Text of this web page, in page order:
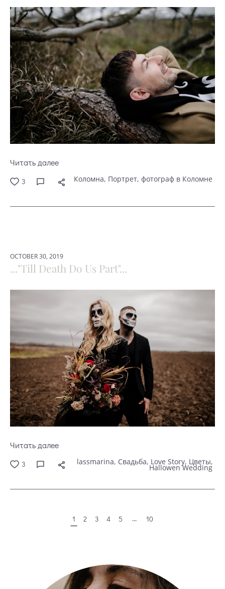
3 Коломна Портрет фотограф в Коломне
Читать далее
3 lassmarina Свадьба Love Story Цветы
Hallowen Wedding
Читать далее
OCTOBER 30, 2019
..."Till Death Do Us Part"...
1 2 3 4 5 ... 10